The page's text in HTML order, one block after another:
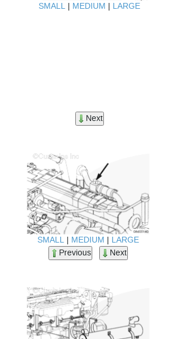
SMALL | MEDIUM | LARGE
Next
SMALL | MEDIUM | LARGE
Previous
Next